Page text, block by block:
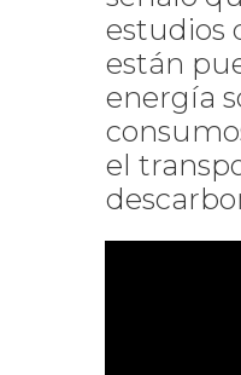
estudios
están
energía
el